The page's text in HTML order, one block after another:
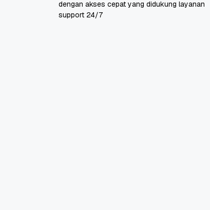
dengan akses cepat yang didukung layanan
support 24/7